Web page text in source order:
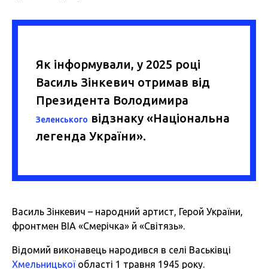
Як інформували, у 2025 році
Василь Зінкевич отримав від
Президента Володимира
Зеленського відзнаку «Національна
легенда України».
Василь Зінкевич – народний артист, Герой України,
фронтмен ВІА «Смерічка» й «Світязь».
Відомий виконавець народився в селі Васьківці
Хмельницькоїобласті 1 травня 1945 року.